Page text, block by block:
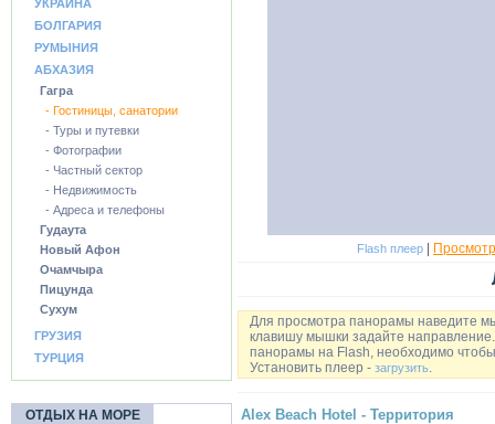
УКРАИНА
БОЛГАРИЯ
РУМЫНИЯ
АБХАЗИЯ
Гагра
- Гостиницы, санатории
- Туры и путевки
- Фотографии
- Частный сектор
- Недвижимость
- Адреса и телефоны
Гудаута
Новый Афон
Очамчыра
Пицунда
Сухум
ГРУЗИЯ
ТУРЦИЯ
ОТДЫХ НА МОРЕ
Flash плеер
Для просмотра панорамы наведите
клавишу мышки задайте
панорамы на Flash, необходимо
Установить плеер - загрузить.
Alex Beach Hotel - Территория